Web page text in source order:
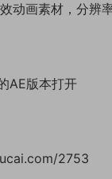
动画素材，分辨
AE版本打开
2753